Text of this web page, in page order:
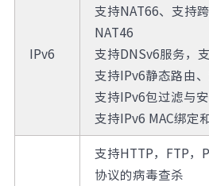
IPv6
支持NAT66、支持
NAT46
支持DNSv6服务，
支持IPv6静态路由
支持IPv6包过滤与
支持IPv6 MAC绑定
支持HTTP，FTP，
协议的病毒查杀